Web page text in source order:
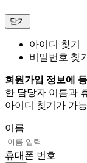
닫기
아이디 찾기
비밀번호 찾기
회원가입 정보에
한 담당자 이름과
아이디 찾기가 가
이름
휴대폰 번호